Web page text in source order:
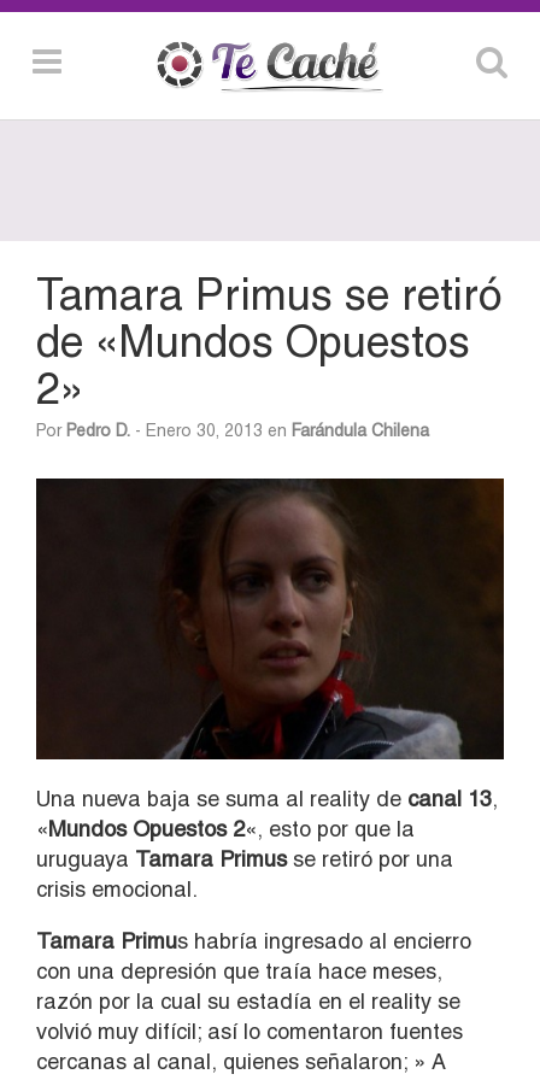
Tamara Primus se retiró
de «Mundos Opuestos
2»
Por Pedro D. - Enero 30, 2013 en Farándula Chilena
Una nueva baja se suma al reality de canal 13,
«Mundos Opuestos 2«, esto por que la
uruguaya Tamara Primusse retiró por una
crisis emocional.
Tamara Primus habría ingresado al encierro
con una depresión que traía hace meses,
razón por la cual su estadía en el reality se
volvió muy difícil; así lo comentaron fuentes
cercanas al canal, quienes señalaron; » A